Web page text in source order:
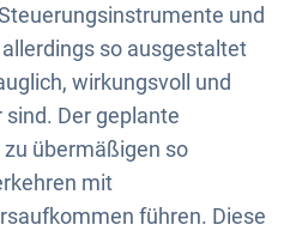
und
so ausgestaltet
wirkungsvoll und
Der geplante
übermäßigen so
mit
führen. Diese